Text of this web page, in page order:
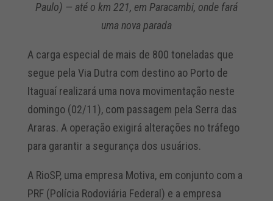
Paulo) — até o km 221, em Paracambi, onde fará
uma nova parada
A carga especial de mais de 800 toneladas que
segue pela Via Dutra com destino ao Porto de
Itaguaí realizará uma nova movimentação neste
domingo (02/11), com passagem pela Serra das
Araras. A operação exigirá alterações no tráfego
para garantir a segurança dos usuários.
A RioSP, uma empresa Motiva, em conjunto com a
PRF (Polícia Rodoviária Federal) e a empresa